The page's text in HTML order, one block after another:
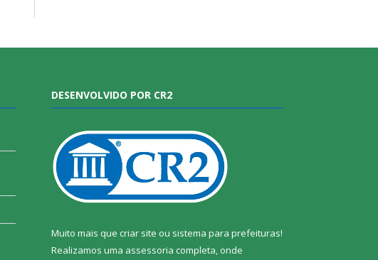
DESENVOLVIDO POR CR2
Muito mais que criar site ou sistema para prefeituras!
Realizamos uma assessoria completa, onde